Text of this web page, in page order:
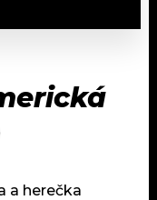
a herečka